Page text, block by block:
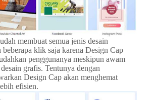
membuat semua jenis desain
beberapa klik saja karena Design Cap
penggunanya meskipun awam
grafis. Tentunya dengan
Design Cap akan menghemat
efisien.